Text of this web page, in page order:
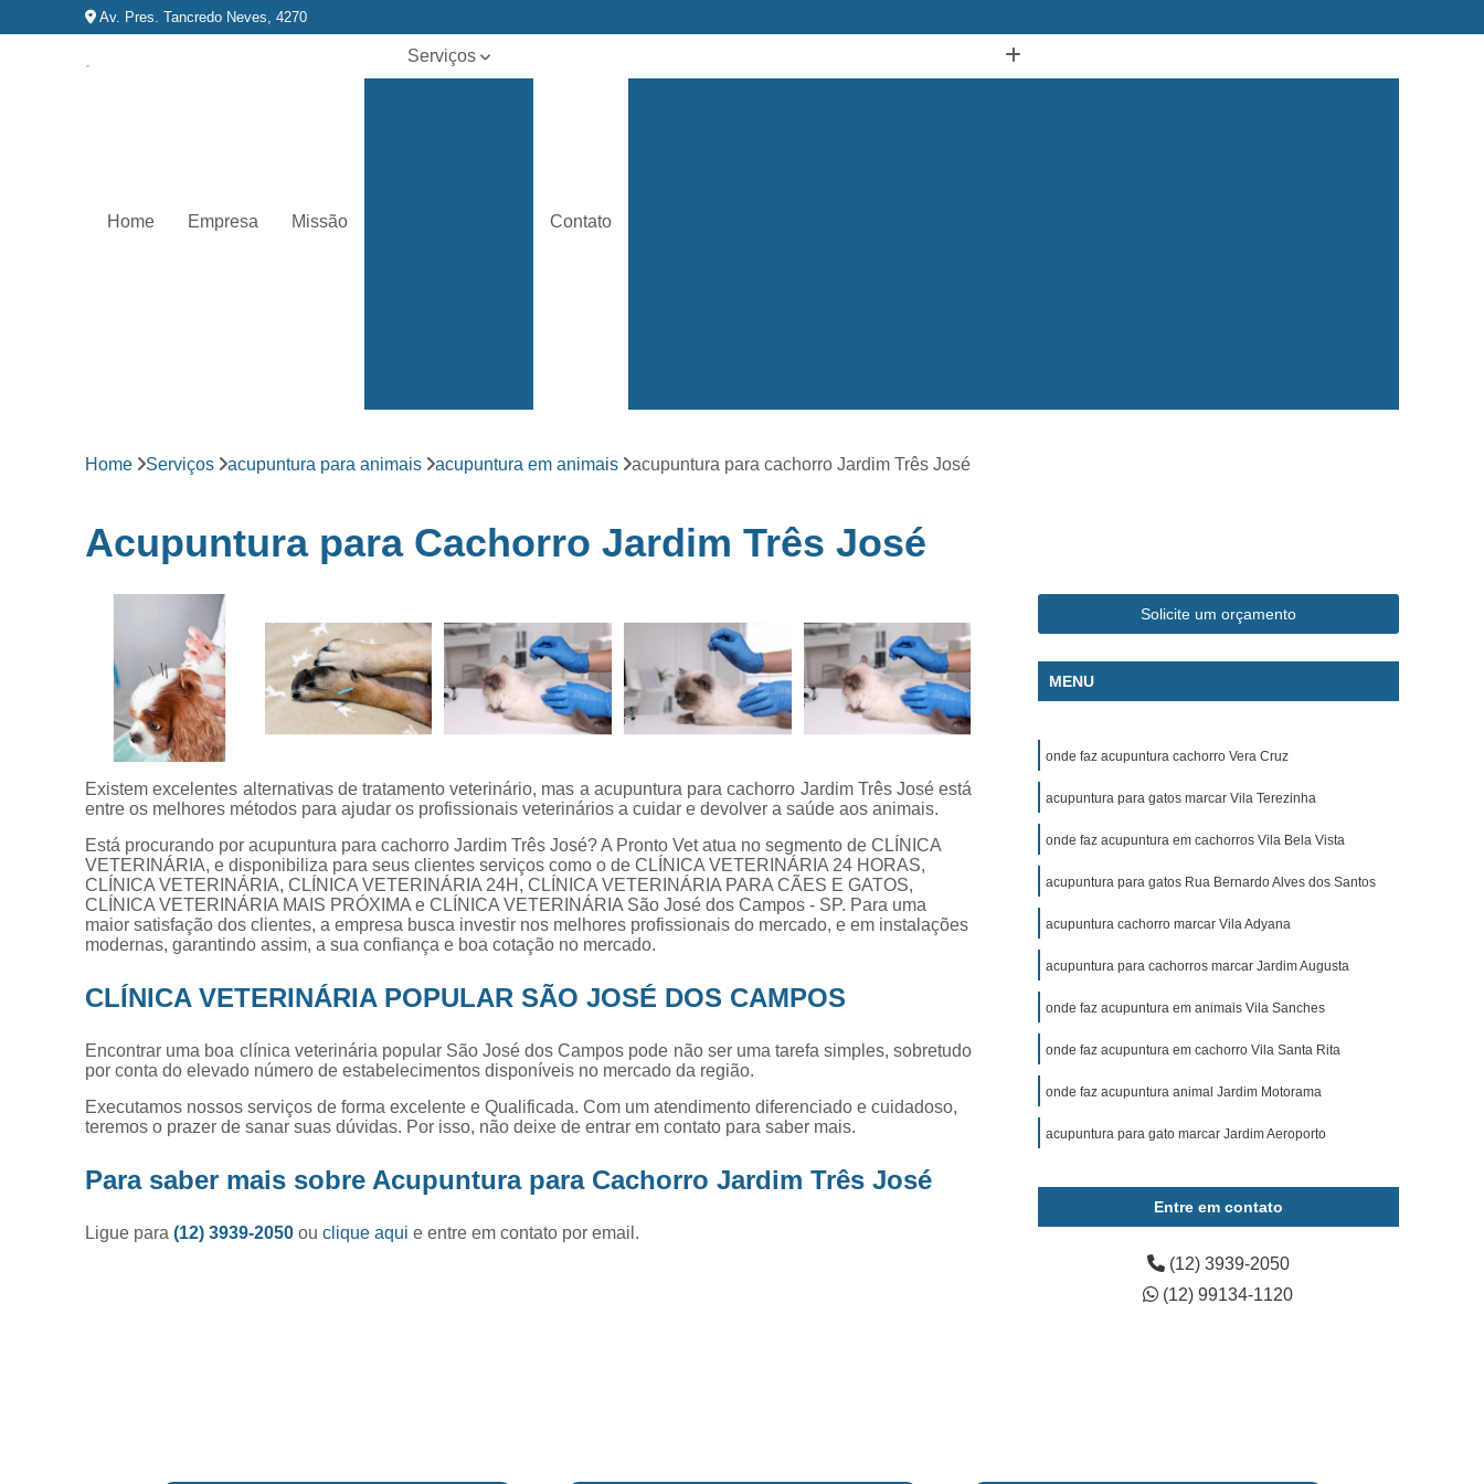
Av. Pres. Tancredo Neves, 4270
Home Empresa Missão
Serviços
Fisioterapia para
para animais
Vacina para
animais
Veterinários 24
horas
Contato
Clínica Veterinária Mais Próxima
Clínica Veterinária Popular Caçapava
Exame de Eletrocardiograma em Animais
Exame de Eletrocardiograma em Cachorro
Exame de Eletrocardiograma em Cães
Exame de Eletrocardiograma em Gatos
Exame de Eletrocardiograma para Animais
Exame de Eletrocardiograma para Cachorro
Exame de Eletrocardiograma para Cachorro Caçapava
Exame de Eletrocardiograma para Cachorro São José dos Campos
Exame de Eletrocardiograma para Cachorros e Gatos
Exame de Eletrocardiograma para Gato
Exame de Eletrocardiograma para Gatos
Exame de Raio X do Tórax para Cachorro
Exame de Raio X para Animais
Exame de Raio X para Cachorro
Exame de Raio X para Gatos
Exame de Ultrassom Abdominal para Cachorro
Exame de Ultrassom Abdominal para Cachorro Caçapava
Exame de Ultrassom Abdominal para Cachorro São José dos Campos
Exame de Ultrassom de Gato
Exame de Ultrassom para Cachorro
Exame de Ultrassom para Gatos
Exames Laboratoriais para Animais
Exames Laboratoriais para Cachorros
Exames Laboratoriais para Cães
Exames Laboratoriais para Pets
Exames Laboratoriais Veterinários Caçapava
Laboratório para Animais
Home Serviços acupuntura para animais acupuntura em animais acupuntura para cachorro Jardim Três José
Acupuntura para Cachorro Jardim Três José
Existem excelentes alternativas de tratamento veterinário, mas a acupuntura para cachorro Jardim Três José está
entre os melhores métodos para ajudar os profissionais veterinários a cuidar e devolver a saúde aos animais.
Está procurando por acupuntura para cachorro Jardim Três José? A Pronto Vet atua no segmento de CLÍNICA
VETERINÁRIA, e disponibiliza para seus clientes serviços como o de CLÍNICA VETERINÁRIA 24 HORAS,
CLÍNICA VETERINÁRIA, CLÍNICA VETERINÁRIA 24H, CLÍNICA VETERINÁRIA PARA CÃES E GATOS,
CLÍNICA VETERINÁRIA MAIS PRÓXIMA e CLÍNICA VETERINÁRIA São José dos Campos - SP. Para uma
maior satisfação dos clientes, a empresa busca investir nos melhores profissionais do mercado, e em instalações
modernas, garantindo assim, a sua confiança e boa cotação no mercado.
CLÍNICA VETERINÁRIA POPULAR SÃO JOSÉ DOS CAMPOS
Encontrar uma boa clínica veterinária popular São José dos Campos pode não ser uma tarefa simples, sobretudo
por conta do elevado número de estabelecimentos disponíveis no mercado da região.
Executamos nossos serviços de forma excelente e Qualificada. Com um atendimento diferenciado e cuidadoso,
teremos o prazer de sanar suas dúvidas. Por isso, não deixe de entrar em contato para saber mais.
Para saber mais sobre Acupuntura para Cachorro Jardim Três José
Ligue para(12) 3939-2050ouclique aqui e entre em contato por email.
Solicite um orçamento
MENU
onde faz acupuntura cachorro Vera Cruz
acupuntura para gatos marcar Vila Terezinha
onde faz acupuntura em cachorros Vila Bela Vista
acupuntura para gatos Rua Bernardo Alves dos Santos
acupuntura cachorro marcar Vila Adyana
acupuntura para cachorros marcar Jardim Augusta
onde faz acupuntura em animais Vila Sanches
onde faz acupuntura em cachorro Vila Santa Rita
onde faz acupuntura animal Jardim Motorama
acupuntura para gato marcar Jardim Aeroporto
Entre em contato
(12) 3939-2050
(12) 99134-1120